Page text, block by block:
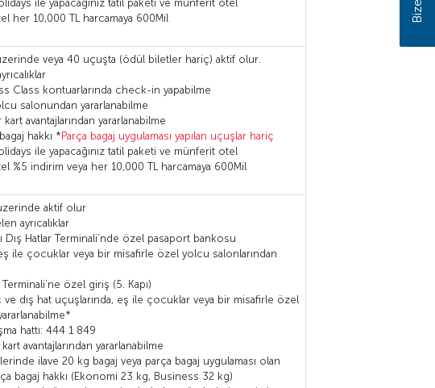
ile yapacağınız tatil paketi ve münferit otel
her 10,000 TL harcamaya 600Mil
veya 40 uçuşta (ödül biletler hariç) aktif olur.
Class kontuarlarında check-in yapabilme
salonundan yararlanabilme
avantajlarından yararlanabilme
hakkı *Parça bagaj uygulaması yapılan uçuşlar hariç
ile yapacağınız tatil paketi ve münferit otel
%5 indirim veya her 10,000 TL harcamaya 600Mil
aktif olur
ayrıcalıklar
Dış Hatlar Terminali’nde özel pasaport bankosu
ile çocuklar veya bir misafirle özel yolcu salonlarından
Terminali’ne özel giriş (5. Kapı)
ve dış hat uçuşlarında, eş ile çocuklar veya bir misafirle özel
hattı: 444 1 849
avantajlarından yararlanabilme
ilave 20 kg bagaj veya parça bagaj uygulaması olan
bagaj hakkı (Ekonomi 23 kg, Business 32 kg)